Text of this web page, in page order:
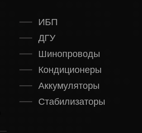
ИБП
ДГУ
Шинопроводы
Кондиционеры
Аккумуляторы
Стабилизаторы